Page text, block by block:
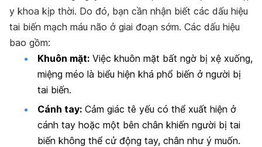
y khoa kịp thời. Do đó, bạn cần nhận biết các dấu hiệu
tai biến mạch máu não ở giai đoạn sớm. Các dấu hiệu
bao gồm:
Khuôn mặt: Việc khuôn mặt bất ngờ bị xệ xuống,
miệng méo là biểu hiện khá phổ biến ở người bị
tai biến.
Cánh tay: Cảm giác tê yếu có thể xuất hiện ở
cánh tay hoặc một bên chân khiến người bị tai
biến không thể cử động tay, chân như ý muốn.